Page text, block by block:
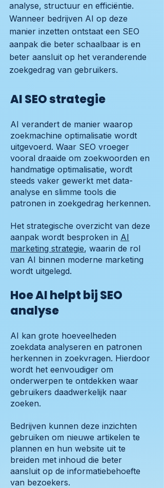
analyse, structuur en efficiëntie.
Wanneer bedrijven AI op deze
manier inzetten ontstaat een SEO
aanpak die beter schaalbaar is en
beter aansluit op het veranderende
zoekgedrag van gebruikers.
AI SEO strategie
AI verandert de manier waarop
zoekmachine optimalisatie wordt
uitgevoerd. Waar SEO vroeger
vooral draaide om zoekwoorden en
handmatige optimalisatie, wordt
steeds vaker gewerkt met data-
analyse en slimme tools die
patronen in zoekgedrag herkennen.
Het strategische overzicht van deze
aanpak wordt besproken in AI
marketing strategie, waarin de rol
van AI binnen moderne marketing
wordt uitgelegd.
Hoe AI helpt bij SEO
analyse
AI kan grote hoeveelheden
zoekdata analyseren en patronen
herkennen in zoekvragen. Hierdoor
wordt het eenvoudiger om
onderwerpen te ontdekken waar
gebruikers daadwerkelijk naar
zoeken.
Bedrijven kunnen deze inzichten
gebruiken om nieuwe artikelen te
plannen en hun website uit te
breiden met inhoud die beter
aansluit op de informatiebehoefte
van bezoekers.